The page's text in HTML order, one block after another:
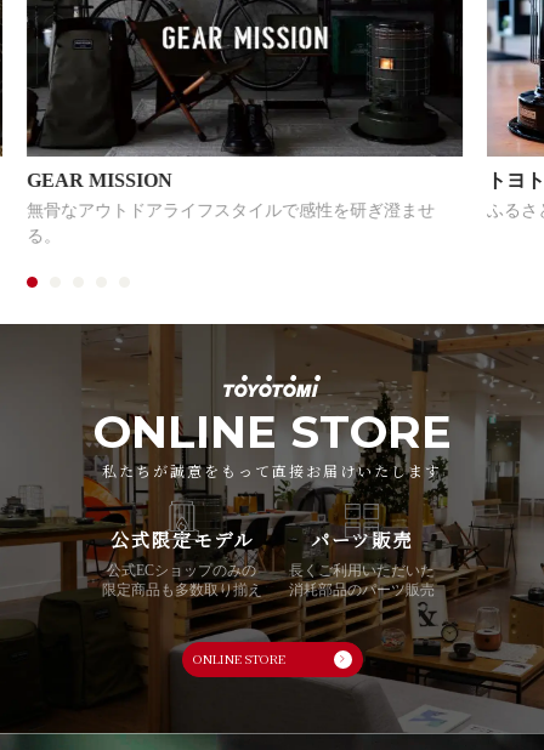
GEAR MISSION
無骨なアウトドアライフスタイルで感性を研ぎ澄ませ
る。
トヨ
ふるさ
ONLINE STORE
私たちが誠意をもって直接お届けいたします
公式限定モデル
公式ECショップのみの
限定商品も多数取り揃え
パーツ販売
長くご利用いただいた
消耗部品のパーツ販売
ONLINE STORE